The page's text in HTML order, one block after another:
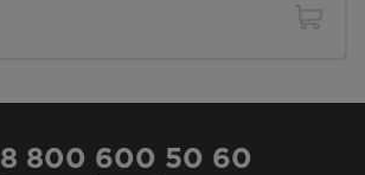
8 800 600 50 60